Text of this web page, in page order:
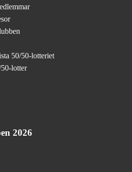
50/50-lotteriet
lotter
2026